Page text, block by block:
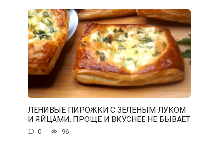
ЛЕНИВЫЕ ПИРОЖКИ С ЗЕЛЕНЫМ ЛУКОМ
И ЯЙЦАМИ: ПРОЩЕ И ВКУСНЕЕ НЕ БЫВАЕТ
0 96